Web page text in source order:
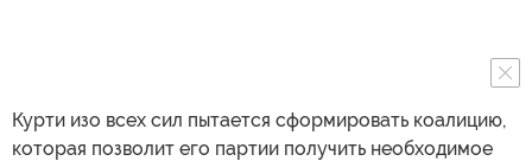
Курти изо всех сил пытается сформировать коалицию,
которая позволит его партии получить необходимое